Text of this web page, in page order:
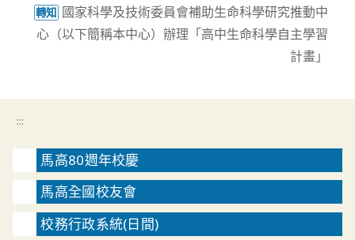
轉知 國家科學及技術委員會補助生命科學研究推動中
心（以下簡稱本中心）辦理「高中生命科學自主學習
計畫」
:::
馬高80週年校慶
馬高全國校友會
校務行政系統(日間)